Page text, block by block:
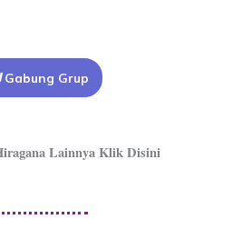
Gabung Grup
Lainnya Klik Disini